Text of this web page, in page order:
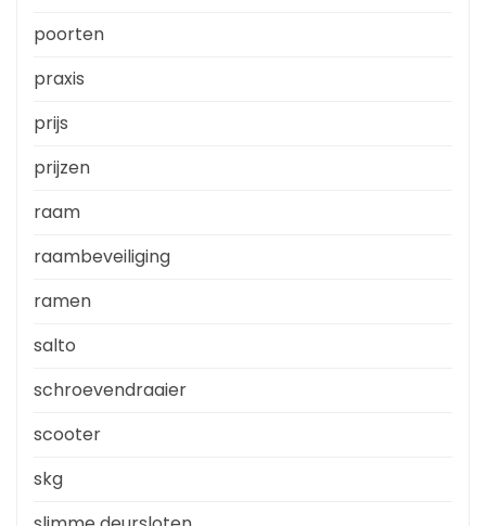
poorten
praxis
prijs
prijzen
raam
raambeveiliging
ramen
salto
schroevendraaier
scooter
skg